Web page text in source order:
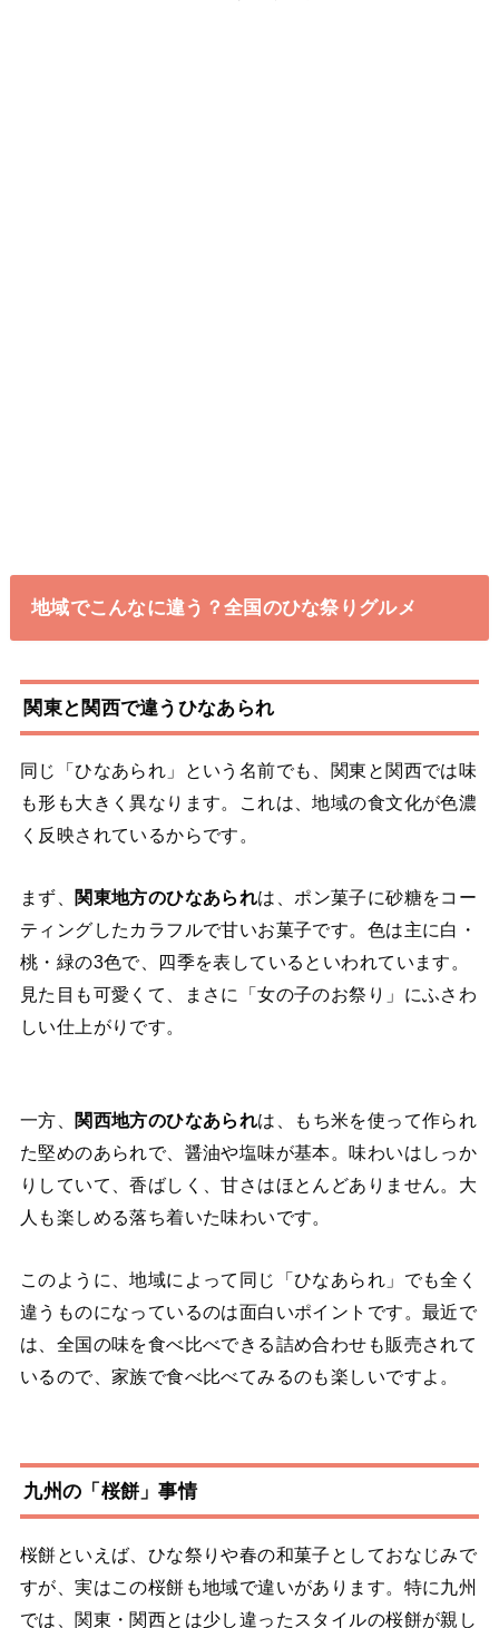
地域でこんなに違う？全国のひな祭りグルメ
関東と関西で違うひなあられ
同じ「ひなあられ」という名前でも、関東と関西では味
も形も大きく異なります。これは、地域の食文化が色濃
く反映されているからです。
まず、 関東地方のひなあられは、ポン菓子に砂糖をコー
ティングしたカラフルで甘いお菓子です。色は主に白・
桃・緑の3色で、四季を表しているといわれています。
見た目も可愛くて、まさに「女の子のお祭り」にふさわ
しい仕上がりです。
一方、 関西地方のひなあられは、もち米を使って作られ
た堅めのあられで、醤油や塩味が基本。味わいはしっか
りしていて、香ばしく、甘さはほとんどありません。大
人も楽しめる落ち着いた味わいです。
このように、地域によって同じ「ひなあられ」でも全く
違うものになっているのは面白いポイントです。最近で
は、全国の味を食べ比べできる詰め合わせも販売されて
いるので、家族で食べ比べてみるのも楽しいですよ。
九州の「桜餅」事情
桜餅といえば、ひな祭りや春の和菓子としておなじみで
すが、実はこの桜餅も地域で違いがあります。特に九州
では、関東・関西とは少し違ったスタイルの桜餅が親し